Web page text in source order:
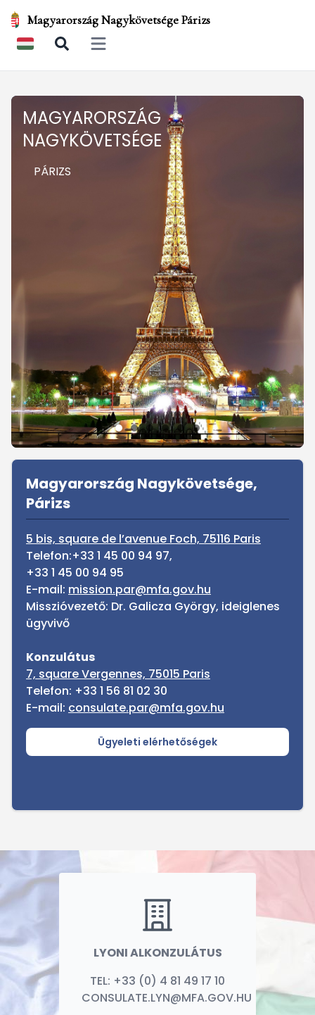
Magyarország Nagykövetsége Párizs
Open main menu
MAGYARORSZÁG
NAGYKÖVETSÉGE
PÁRIZS
Sidebar
Magyarország Nagykövetsége,
Párizs
5 bis, square de l’avenue Foch, 75116 Paris
Telefon:+33 1 45 00 94 97,
+33 1 45 00 94 95
E-mail: mission.par@mfa.gov.hu
Misszióvezető: Dr. Galicza György, ideiglenes
ügyvivő
Konzulátus
7, square Vergennes, 75015 Paris
Telefon: +33 1 56 81 02 30
E-mail: consulate.par@mfa.gov.hu
Ügyeleti elérhetőségek
LYONI ALKONZULÁTUS
TEL: +33 (0) 4 81 49 17 10
CONSULATE.LYN@MFA.GOV.HU